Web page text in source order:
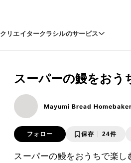
クリエイタークラシルのサービス
スーパーの鰻をおう
Mayumi Bread Homebaker
フォロー 保存 24件
スーパーの鰻をおうちで楽